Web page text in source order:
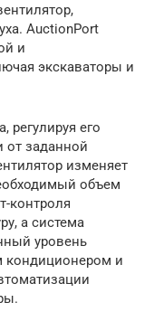
AuctionPort
и
экскаваторы и
регулируя его
от заданной
изменяет
объем
контроля
а система
уровень
и